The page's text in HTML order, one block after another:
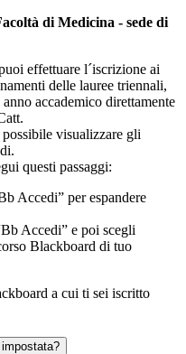
di Medicina - sede di
effettuare l´iscrizione ai
delle lauree triennali,
accademico direttamente
visualizzare gli
questi passaggi:
Accedi” per espandere
Accedi” e poi scegli
Blackboard di tuo
a cui ti sei iscritto